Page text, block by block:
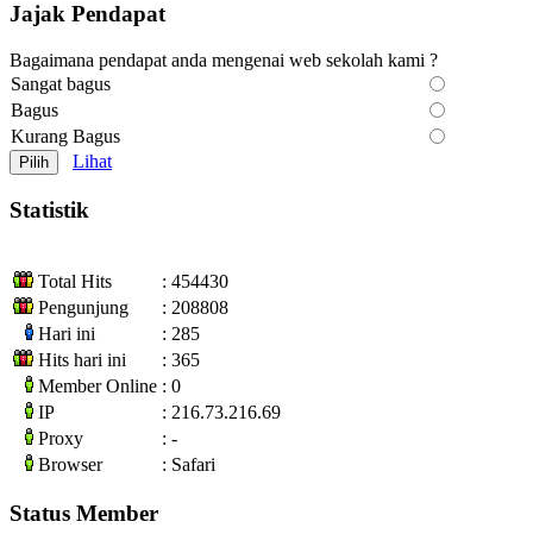
Jajak Pendapat
Bagaimana pendapat anda mengenai web sekolah kami ?
Sangat bagus
Bagus
Kurang Bagus
Lihat
Statistik
Total Hits
: 454430
Pengunjung
: 208808
Hari ini
: 285
Hits hari ini
: 365
Member Online : 0
IP
: 216.73.216.69
Proxy
: -
Browser
: Safari
Status Member